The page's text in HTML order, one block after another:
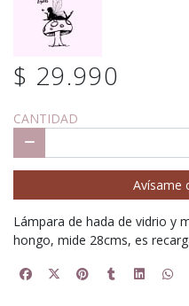
$ 29.990
CANTIDAD
Avísame
Lámpara de hada de vidrio y
hongo, mide 28cms, es